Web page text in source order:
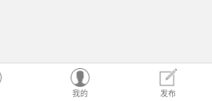
我的 发布